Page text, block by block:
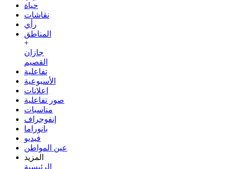
حياة
نقاشات
رأي
المناطق
+
جازان
القصيم
تفاعلية
الأسبوعية
اعلانات
صور تفاعلية
مناسبات
إنفوجراف
بانوراما
فيديو
عين المواطن
المزيد
الرئيسية